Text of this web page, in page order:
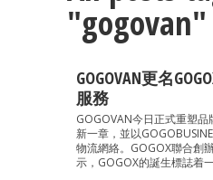
"gogovan"
GOGOVAN更名
服務
GOGOVAN今日正式重塑
新一章，並以
物流網絡。GOGOX聯合創
示，GOGOX的誕生標誌着